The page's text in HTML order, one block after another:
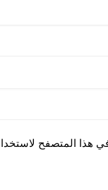
هذا المتصفح